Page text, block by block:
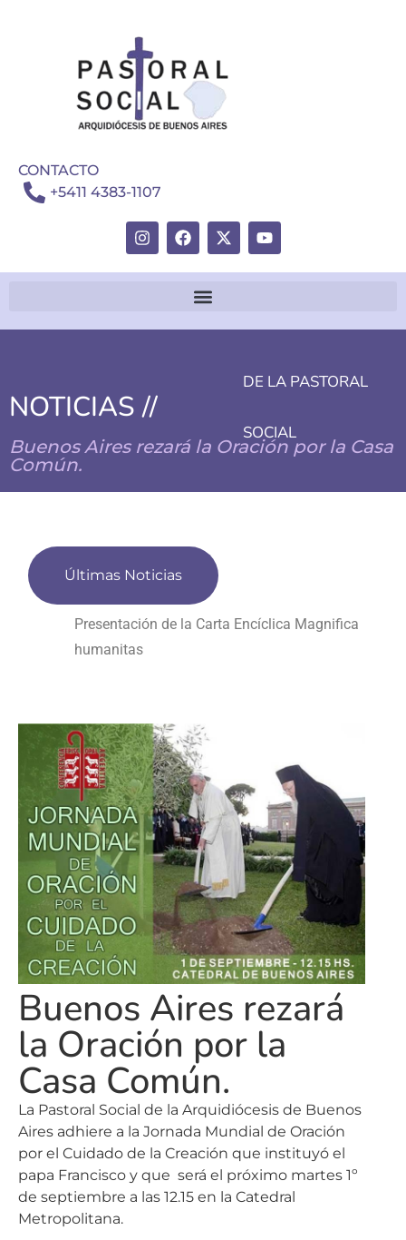
CONTACTO
+5411 4383-1107
NOTICIAS //
DE LA PASTORAL
SOCIAL
Buenos Aires rezará la Oración por la Casa
Común.
Últimas Noticias
Presentación de la Carta Encíclica Magnifica
humanitas
Buenos Aires rezará
la Oración por la
Casa Común.
La Pastoral Social de la Arquidiócesis de Buenos
Aires adhiere a la Jornada Mundial de Oración
por el Cuidado de la Creación que instituyó el
papa Francisco y que será el próximo martes 1º
de septiembre a las 12.15 en la Catedral
Metropolitana.